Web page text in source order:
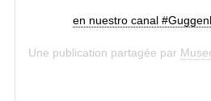
en nuestro canal
Une publication partagée par